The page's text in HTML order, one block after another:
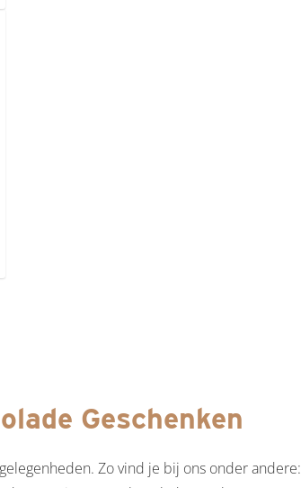
Geschenken
Zo vind je bij ons onder andere: